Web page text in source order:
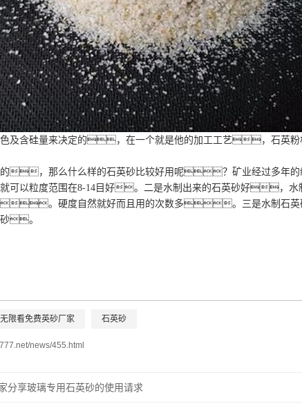
色及含硅量来决定的，在一个就是他的加工工艺，石英粉
的，那么什么样的石英砂比较好用呢？矿业经过多年
就可以粒度范围在8-14目好。二是水制出来的石英砂好，水
。硬度自然就好而且用的次数多。三是水制石
砂。
限看免费英砂厂家 石英砂
news/455.html
分享玻璃专用石英砂的使用请求